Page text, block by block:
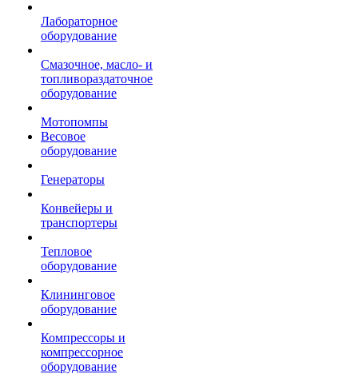
Лабораторное
оборудование
Смазочное, масло- и
топливораздаточное
оборудование
Мотопомпы
Весовое
оборудование
Генераторы
Конвейеры и
транспортеры
Тепловое
оборудование
Клининговое
оборудование
Компрессоры и
компрессорное
оборудование